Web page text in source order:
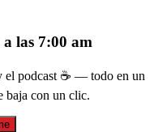
las 7:00 am
el podcast ☕ — todo en un
baja con un clic.